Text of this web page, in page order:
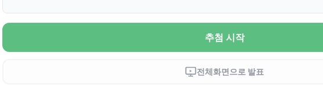
추첨 시작
전체화면으로 발표